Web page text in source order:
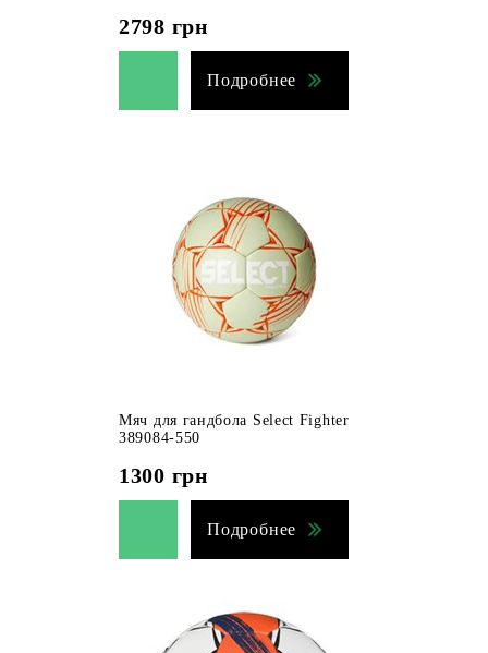
2798 грн
Подробнее
Мяч для гандбола Select Fighter
389084-550
1300 грн
Подробнее